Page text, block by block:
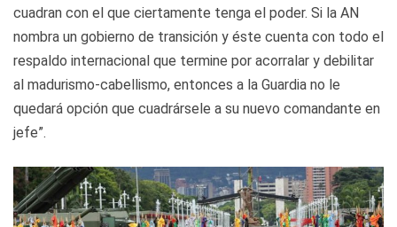
cuadran con el que ciertamente tenga el poder. Si la AN
nombra un gobierno de transición y éste cuenta con todo el
respaldo internacional que termine por acorralar y debilitar
al madurismo-cabellismo, entonces a la Guardia no le
quedará opción que cuadrársele a su nuevo comandante en
jefe”.